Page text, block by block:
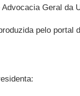
Geral da
pelo portal